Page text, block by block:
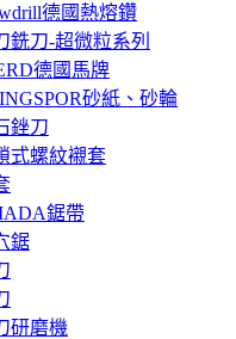
德國熱熔鑽
銑刀-超微粒系列
德國馬牌
砂紙、砂輪
銼刀
式螺紋襯套
鋸帶
鋸
研磨機